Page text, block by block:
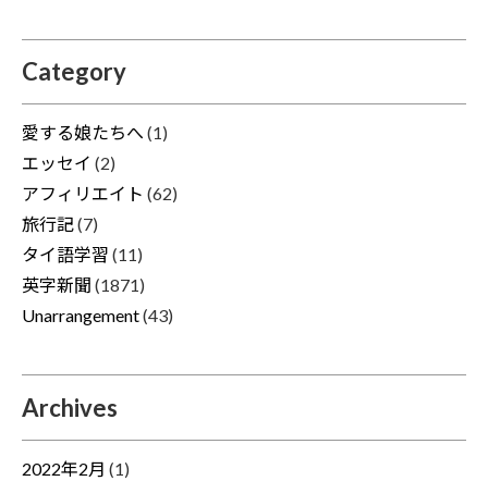
Category
愛する娘たちへ (1)
エッセイ (2)
アフィリエイト (62)
旅行記(7)
タイ語学習 (11)
英字新聞 (1871)
Unarrangement(43)
Archives
2022年2月 (1)